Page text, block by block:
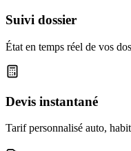
Suivi dossier
État en temps réel de vos
Devis instantané
Tarif personnalisé auto,